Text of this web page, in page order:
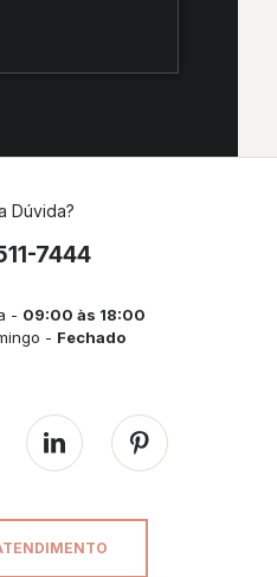
Dúvida?
7444
- 09:00 às 18:00
- Fechado